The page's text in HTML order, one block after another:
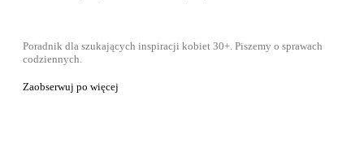
Poradnik dla szukających inspiracji kobiet 30+. Piszemy o sprawach
codziennych.
Zaobserwuj po więcej